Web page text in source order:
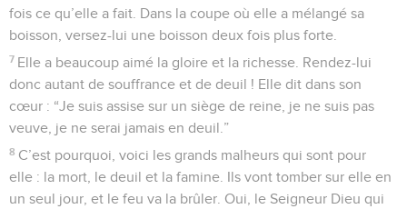
fois ce qu’elle a fait. Dans la coupe où elle a mélangé sa
boisson, versez-lui une boisson deux fois plus forte.
7 Elle a beaucoup aimé la gloire et la richesse. Rendez-lui
donc autant de souffrance et de deuil ! Elle dit dans son
cœur : “Je suis assise sur un siège de reine, je ne suis pas
veuve, je ne serai jamais en deuil.”
8 C’est pourquoi, voici les grands malheurs qui sont pour
elle : la mort, le deuil et la famine. Ils vont tomber sur elle en
un seul jour, et le feu va la brûler. Oui, le Seigneur Dieu qui